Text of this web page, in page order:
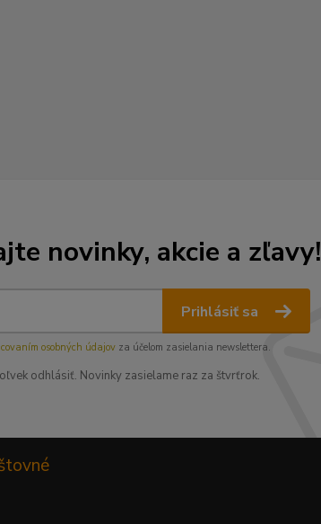
novinky, akcie a zľavy!
Prihlásiť sa
osobných údajovza účelom zasielania newslettera.
odhlásiť. Novinky zasielame raz za štvrťrok.